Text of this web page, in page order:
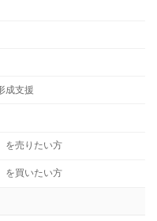
成支援
を売りたい方
を買いたい方